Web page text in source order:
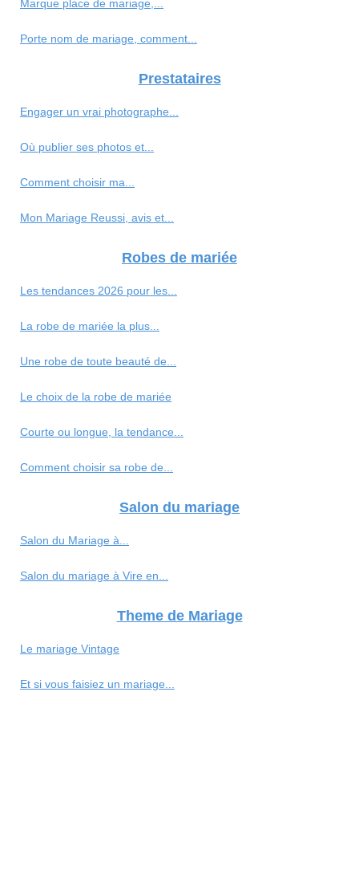
Marque place de mariage,...
Porte nom de mariage, comment...
Prestataires
Engager un vrai photographe...
Où publier ses photos et...
Comment choisir ma...
Mon Mariage Reussi, avis et...
Robes de mariée
Les tendances 2026 pour les...
La robe de mariée la plus...
Une robe de toute beauté de...
Le choix de la robe de mariée
Courte ou longue, la tendance...
Comment choisir sa robe de...
Salon du mariage
Salon du Mariage à...
Salon du mariage à Vire en...
Theme de Mariage
Le mariage Vintage
Et si vous faisiez un mariage...